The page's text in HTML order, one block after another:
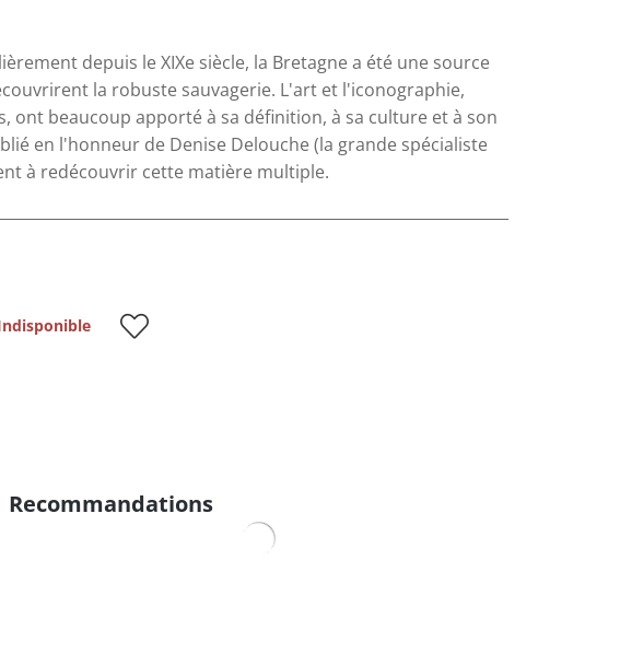
depuis le XIXe siècle, la Bretagne a été une source
la robuste sauvagerie. L'art et l'iconographie,
ont beaucoup apporté à sa définition, à sa culture et à son
en l'honneur de Denise Delouche (la grande spécialiste
à redécouvrir cette matière multiple.
Recommandations